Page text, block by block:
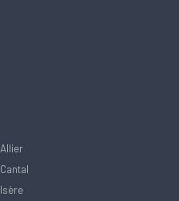
Allier
Cantal
Isère